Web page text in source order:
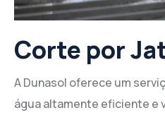
Corte por
A Dunasol oferece um
água altamente eficiente e